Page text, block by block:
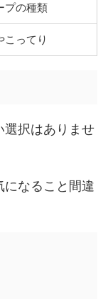
プの種類
こってり
選択はありませ
になること間違